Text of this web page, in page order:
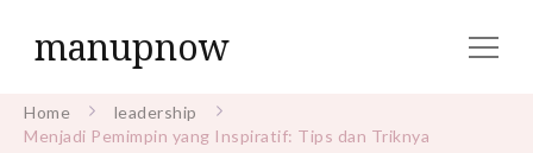
manupnow
Home
leadership
Menjadi Pemimpin yang Inspiratif: Tips dan Triknya